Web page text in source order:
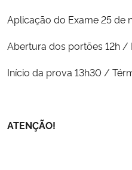
Aplicação do Exame 25 de
Abertura dos portões 12h /
Início da prova 13h30 /
ATENÇÃO!